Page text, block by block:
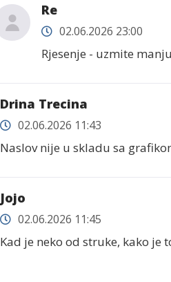
Re
02.06.2026 23:00
Rjesenje - uzmite
Drina Trecina
02.06.2026 11:43
Naslov nije u skladu sa
Jojo
02.06.2026 11:45
Kad je neko od struke, kako